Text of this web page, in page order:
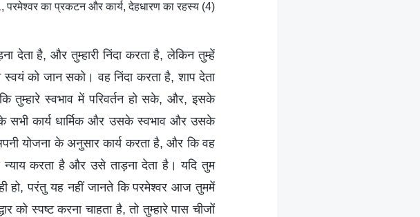
का प्रकटन और कार्य, देहधारण का रहस्य (4)
देता है, और तुम्हारी निंदा करता है, लेकिन तुम्हें
स्वयं को जान सको। वह निंदा करता है, शाप देता
तुम्हारे स्वभाव में परिवर्तन हो सके, और, इसके
कार्य धार्मिक और उसके स्वभाव और उसके
योजना के अनुसार कार्य करता है, और कि वह
न्याय करता है और उसे ताड़ना देता है। यदि तुम
हो, परंतु यह नहीं जानते कि परमेश्वर आज तुममें
को स्पष्ट करना चाहता है, तो तुम्हारे पास चीजों